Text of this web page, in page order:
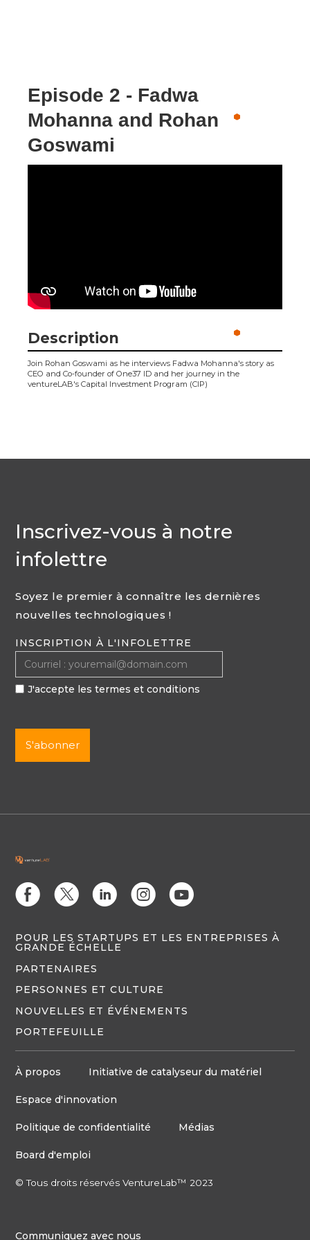
Episode 2 - Fadwa
Mohanna and Rohan
Goswami
Description
Join Rohan Goswami as he interviews Fadwa Mohanna's story as
CEO and Co-founder of One37 ID and her journey in the
ventureLAB's Capital Investment Program (CIP)
Inscrivez-vous à notre
infolettre
Soyez le premier à connaître les dernières
nouvelles technologiques !
INSCRIPTION À L'INFOLETTRE
J'accepte les termes et conditions
E D C Q M
POUR LES STARTUPS ET LES ENTREPRISES À
GRANDE ÉCHELLE
PARTENAIRES
PERSONNES ET CULTURE
NOUVELLES ET ÉVÉNEMENTS
PORTEFEUILLE
À propos Initiative de catalyseur du matériel
Espace d'innovation
Politique de confidentialité Médias
Board d'emploi
© Tous droits réservés VentureLab™ 2023
Communiquez avec nous